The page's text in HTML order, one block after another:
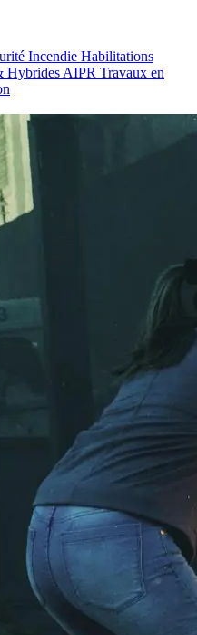
Incendie Habilitations
Hybrides AIPR Travaux en